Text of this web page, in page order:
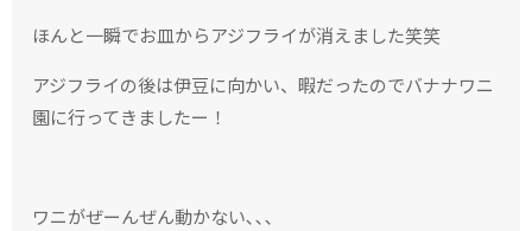
ほんと一瞬でお皿からアジフライが消えました笑笑
アジフライの後は伊豆に向かい、暇だったのでバナナワニ
園に行ってきましたー！
ワニがぜーんぜん動かない､､､